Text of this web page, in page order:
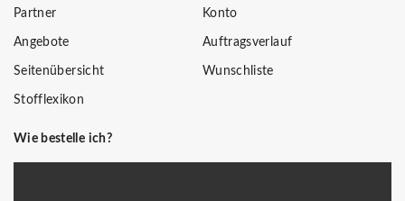
Partner
Angebote
Seitenübersicht
Stofflexikon
Konto
Auftragsverlauf
Wunschliste
Wie bestelle ich?